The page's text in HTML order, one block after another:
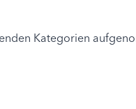
Kategorien